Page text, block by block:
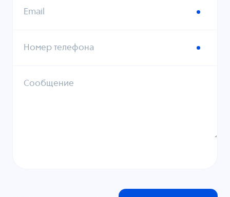
Email
Номер телефона
Сообщение